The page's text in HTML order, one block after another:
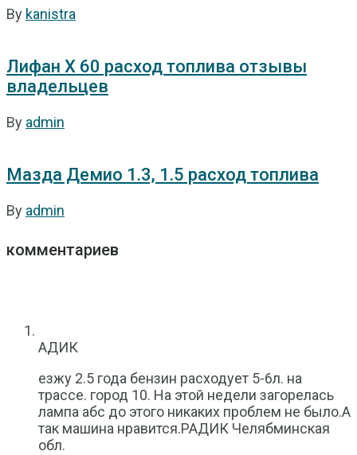
By kanistra
Лифан Х 60 расход топлива отзывы
владельцев
By admin
Мазда Демио 1.3, 1.5 расход топлива
By admin
комментариев
АДИК
езжу 2.5 года бензин расходует 5-6л. на
трассе. город 10. На этой недели загорелась
лампа абс до этого никаких проблем не было.А
так машина нравится.РАДИК Челябминская
обл.